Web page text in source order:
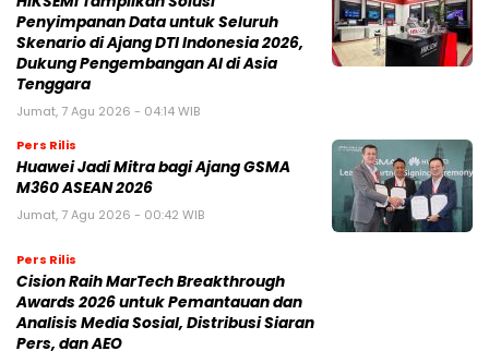
BPIH 2026 Ditetapkan Lebih Rendah, Pemerintah
Jaga Kualitas Layanan di Tanah Suci
30 Oktober 2025 | 22:11 WIB
Mahfud MD Nilai Reshuffle Kabinet Prabowo Baru
Tahap Awal, Oktober Bisa Berlanjut
15 September 2025 | 07:21 WIB
Reshuffle Kabinet Prabowo: 3 Nama Hilang, Istana
Tegaskan Pilihan Bukan Karena Politik
9 September 2025 | 14:55 WIB